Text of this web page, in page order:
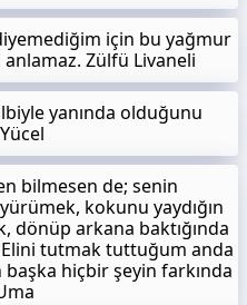
için bu yağmur
anlamaz. Zülfü Livaneli
yanında olduğunu
bilmesen de; senin
kokunu yaydığın
dönüp arkana baktığında
tutmak tuttuğum anda
hiçbir şeyin farkında